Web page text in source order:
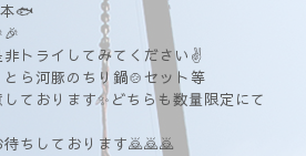
🐟
トライしてみてください✌️
ら河豚のちり鍋🍲セット等
ております✨どちらも数量限定にて
ちしております🙇🙇🙇